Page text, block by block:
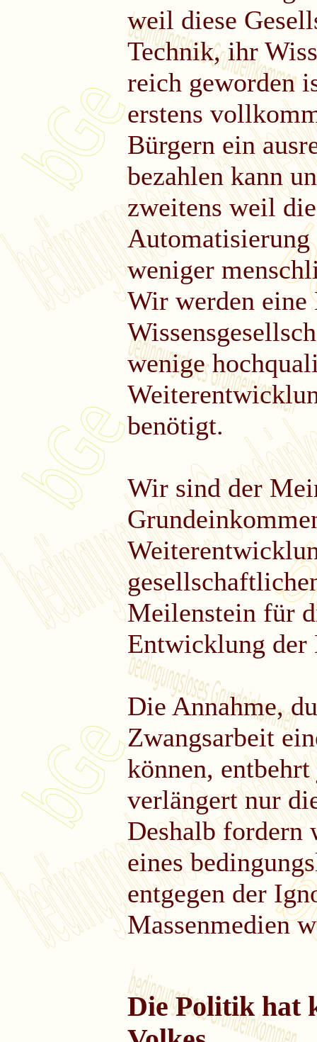
weil diese
Technik, ihr
reich geworden
erstens
Bürgern ein
bezahlen kann
zweitens weil
weniger
Wir werden
wenige
benötigt.
Wir sind der
Meilenstein für
Entwicklung der
Die Annahme,
Zwangsarbeit
können,
verlängert nur
Deshalb fordern
eines
entgegen der
Massenmedien
Die Politik hat